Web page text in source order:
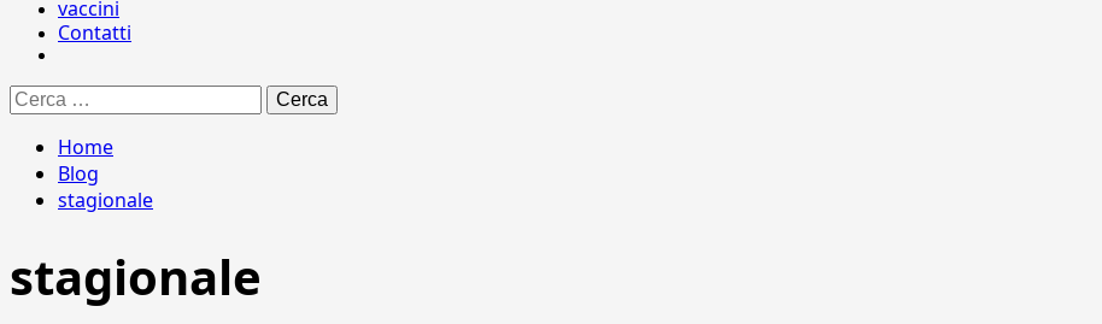
vaccini
Contatti
Ricerca
per:
Home
Blog
stagionale
stagionale